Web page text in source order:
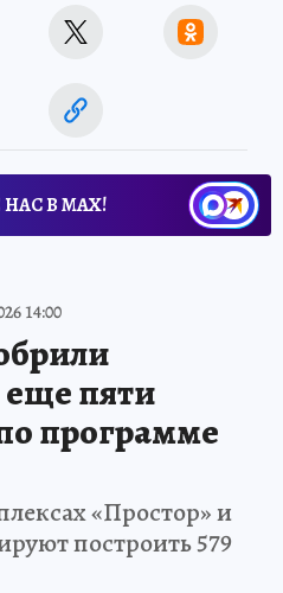
В МАХ!
14:00
еще пяти
программе
«Простор» и
построить 579